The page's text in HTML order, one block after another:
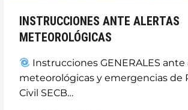
INSTRUCCIONES ANTE ALERTAS
METEOROLÓGICAS
Instrucciones GENERALES ante
meteorológicas y emergencias de
Civil SECB…